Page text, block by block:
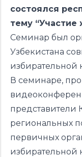
состоялся
тему
Семинар был
Узбекистана
избирательной
В семинаре,
представители
региональных
первичных